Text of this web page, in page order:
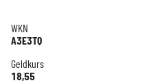
WKN
A3E3TQ
Geldkurs
18,55